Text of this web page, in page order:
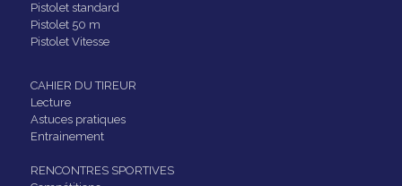
Pistolet standard
Pistolet 50 m
Pistolet Vitesse
CAHIER DU TIREUR
Lecture
Astuces pratiques
Entrainement
RENCONTRES SPORTIVES